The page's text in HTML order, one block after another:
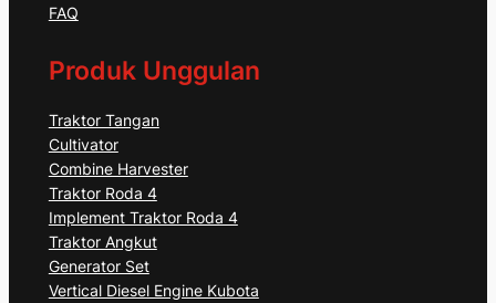
FAQ
Produk Unggulan
Traktor Tangan
Cultivator
Combine Harvester
Traktor Roda 4
Implement Traktor Roda 4
Traktor Angkut
Generator Set
Vertical Diesel Engine Kubota